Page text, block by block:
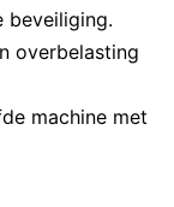
beveiliging.
overbelasting
machine met